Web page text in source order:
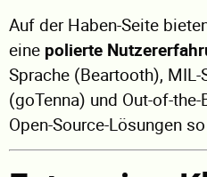
Auf der Haben-Seite
eine polierte
Sprache (Beartooth),
(goTenna) und Out-of-
Open-Source-Lösungen